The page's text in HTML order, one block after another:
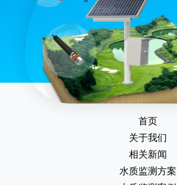
首页
关于我们
相关新闻
水质监测方案